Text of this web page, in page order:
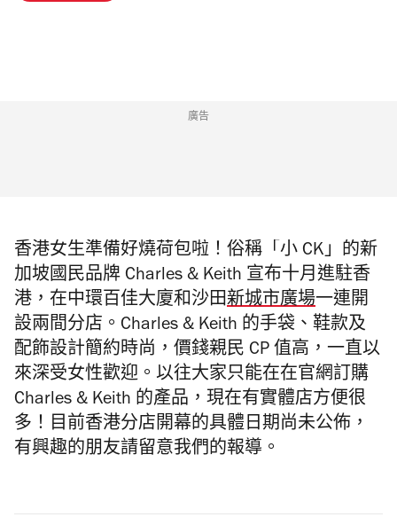
廣告
香港女生準備好燒荷包啦！俗稱「小 CK」的新
加坡國民品牌 Charles & Keith 宣布十月進駐香
港，在中環百佳大廈和沙田新城市廣場一連開
設兩間分店。Charles & Keith 的手袋、鞋款及
配飾設計簡約時尚，價錢親民 CP 值高，一直以
來深受女性歡迎。以往大家只能在在官網訂購
Charles & Keith 的產品，現在有實體店方便很
多！目前香港分店開幕的具體日期尚未公佈，
有興趣的朋友請留意我們的報導。